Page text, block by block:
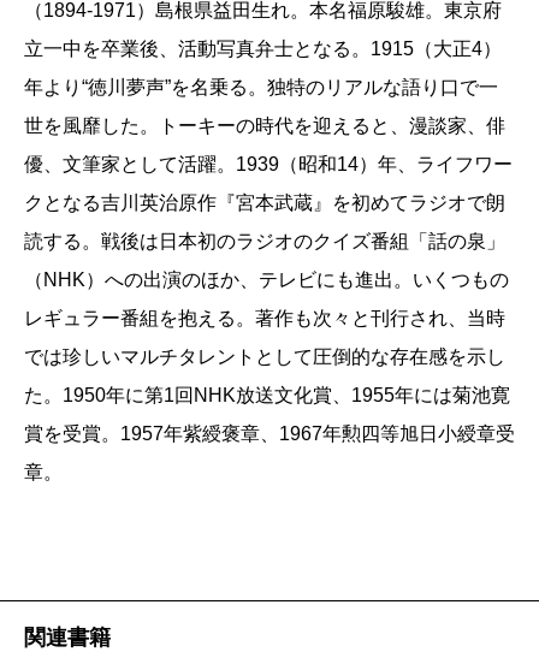
（1894-1971）島根県益田生れ。本名福原駿雄。東京府
立一中を卒業後、活動写真弁士となる。1915（大正4）
年より“徳川夢声”を名乗る。独特のリアルな語り口で一
世を風靡した。トーキーの時代を迎えると、漫談家、俳
優、文筆家として活躍。1939（昭和14）年、ライフワー
クとなる吉川英治原作『宮本武蔵』を初めてラジオで朗
読する。戦後は日本初のラジオのクイズ番組「話の泉」
（NHK）への出演のほか、テレビにも進出。いくつもの
レギュラー番組を抱える。著作も次々と刊行され、当時
では珍しいマルチタレントとして圧倒的な存在感を示し
た。1950年に第1回NHK放送文化賞、1955年には菊池寛
賞を受賞。1957年紫綬褒章、1967年勲四等旭日小綬章受
章。
関連書籍